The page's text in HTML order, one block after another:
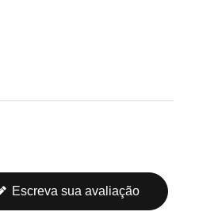
Escreva sua avaliação